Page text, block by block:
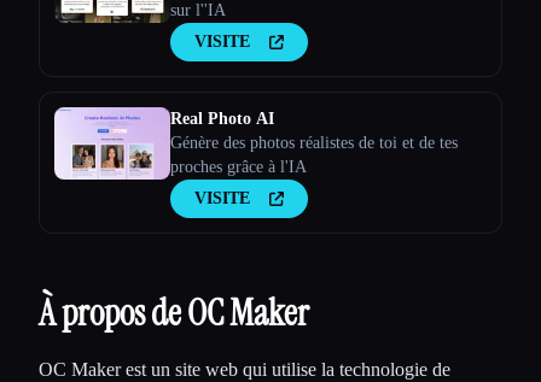
sur l''IA
VISITE
Real Photo AI
Génère des photos réalistes de toi et de tes
proches grâce à l'IA
VISITE
À propos de OC Maker
OC Maker est un site web qui utilise la technologie de